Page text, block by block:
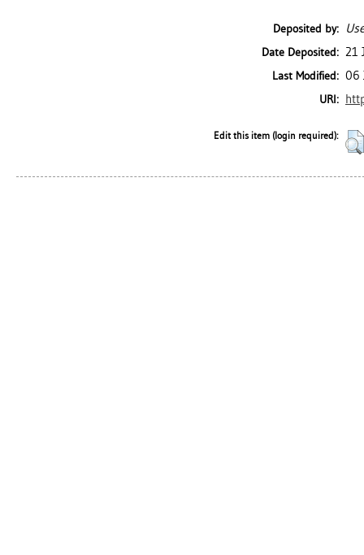
Deposited by:
Date Deposited: 21
Last Modified: 06
URI:
Edit this item (login required):